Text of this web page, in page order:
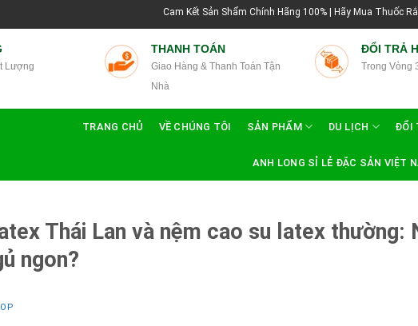
Cam Kết Sản Shẩm Chính Hãng 100% | Hãy Mua Thuốc Rắn Thái Lan Tại
Lượng
THANH TOÁN
Giao Hàng & Thanh Toán Tận
Nhà
ĐỔI TRẢ
Trong Vòng
TRANG CHỦ VỀ CHÚNG TÔI SẢN PHẨM DU LỊCH ĐỔI
ANH LONG SỈ LẺ ĐẶC SẢN VIỆT
Thái Lan và nệm cao su latex thường:
ngon?